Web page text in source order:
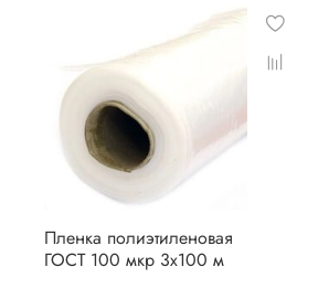
Пленка полиэтиленовая
ГОСТ 100 мкр 3х100 м